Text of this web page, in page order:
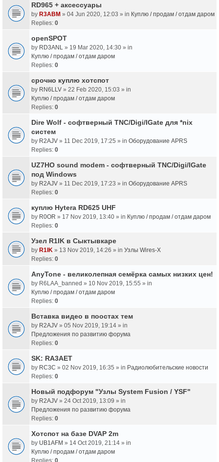
RD965 + аксессуары
by R3ABM » 04 Jun 2020, 12:03 » in Куплю / продам / отдам даром
Replies: 0
openSPOT
by RD3ANL » 19 Mar 2020, 14:30 » in
Куплю / продам / отдам даром
Replies: 0
срочно куплю хотспот
by RN6LLV » 22 Feb 2020, 15:03 » in
Куплю / продам / отдам даром
Replies: 0
Dire Wolf - cофтверный TNC/Digi/IGate для *nix
систем
by R2AJV » 11 Dec 2019, 17:25 » in Оборудование APRS
Replies: 0
UZ7HO sound modem - cофтверный TNC/Digi/IGate
под Windows
by R2AJV » 11 Dec 2019, 17:23 » in Оборудование APRS
Replies: 0
куплю Hytera RD625 UHF
by R0OR » 17 Nov 2019, 13:40 » in Куплю / продам / отдам даром
Replies: 0
Узел R1IK в Сыктывкаре
by R1IK » 13 Nov 2019, 14:26 » in Узлы Wires-X
Replies: 0
AnyTone - великолепная семёрка самых низких цен!
by R6LAA_banned » 10 Nov 2019, 15:55 » in
Куплю / продам / отдам даром
Replies: 0
Вставка видео в поостах тем
by R2AJV » 05 Nov 2019, 19:14 » in
Предложения по развитию форума
Replies: 0
SK: RA3AET
by RC3C » 02 Nov 2019, 16:35 » in Радиолюбительские новости
Replies: 0
Новый подфорум "Узлы System Fusion / YSF"
by R2AJV » 24 Oct 2019, 13:09 » in
Предложения по развитию форума
Replies: 0
Хотспот на базе DVAP 2m
by UB1AFM » 14 Oct 2019, 21:14 » in
Куплю / продам / отдам даром
Replies: 0